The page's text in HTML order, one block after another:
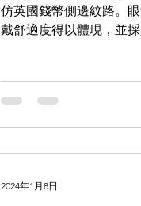
仿英國錢幣側邊紋路。
戴舒適度得以體現，並
也能通用...
2024年1月8日